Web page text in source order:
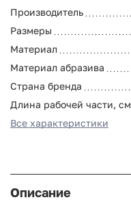
Производитель
Размеры
Материал
Материал абразива
Страна бренда
Длина рабочей части, см
Все характеристики
Описание